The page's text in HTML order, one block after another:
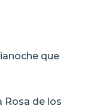
que
Rosa de los